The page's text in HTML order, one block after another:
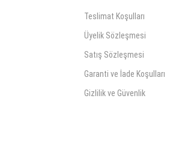
Teslimat Koşulları
Üyelik Sözleşmesi
Satış Sözleşmesi
Garanti ve İade Koşulları
Gizlilik ve Güvenlik